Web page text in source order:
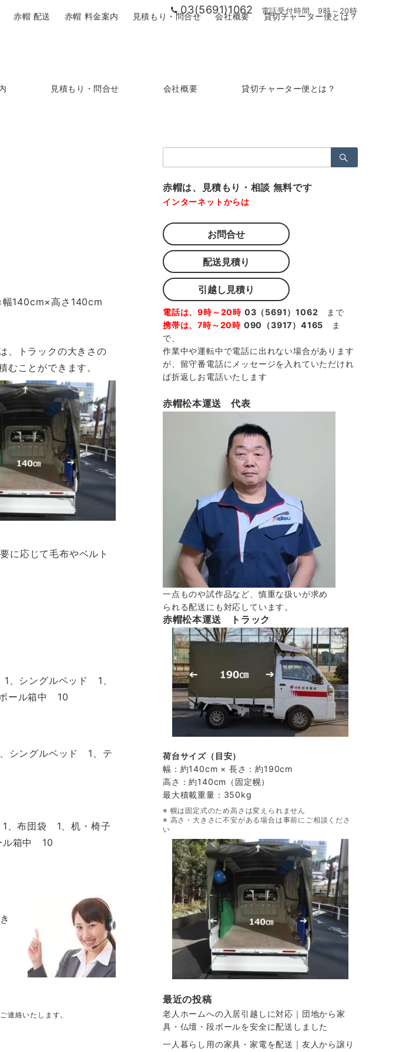
03(5691)1062 電話受付時間 9時～20時
見積もり・問合せ 会社概要 貸切チャーター便とは？
赤帽 配送 赤帽 料金案内 見積もり・問合せ 会社概要 貸切チャーター便とは？
高さ140cm
、トラックの大きさの
むことができます。
に応じて毛布やベルト
シングルベッド 1、
ール箱中 10
シングルベッド 1、テ
布団袋 1、机・椅子
ル箱中 10
連絡いたします。
索：
赤帽は、見積もり・相談 無料です
インターネットからは
お問合せ
配送見積り
引越し見積り
電話は、9時～20時 03（5691）1062 まで
携帯は、7時～20時 090（3917）4165 ま
で、
作業中や運転中で電話に出れない場合があります
が、留守番電話にメッセージを入れていただけれ
ば折返しお電話いたします
赤帽松本運送 代表
一点ものや試作品など、慎重な扱いが求め
られる配送にも対応しています。
赤帽松本運送 トラック
荷台サイズ（目安）
幅：約140cm × 長さ：約190cm
高さ：約140cm（固定幌）
最大積載重量：350kg
※ 幌は固定式のため高さは変えられません
※ 高さ・大きさに不安がある場合は事前にご相談くださ
い
最近の投稿
老人ホームへの入居引越しに対応｜団地から家
具・仏壇・段ボールを安全に配送しました
一人暮らし用の家具・家電を配送｜友人から譲り